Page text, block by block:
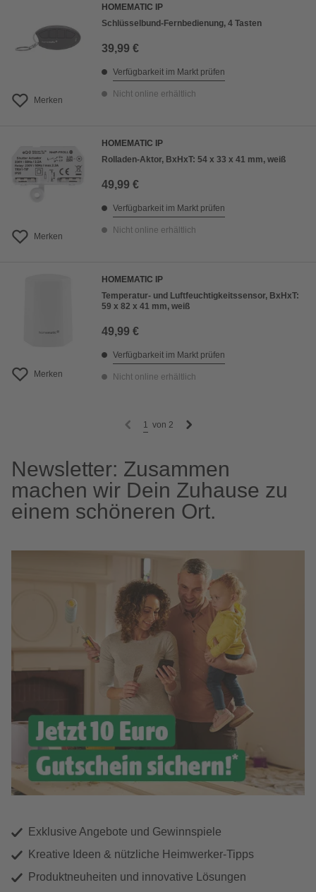
Merken
HOMEMATIC IP
Schlüsselbund-Fernbedienung, 4 Tasten
39,99 €
Verfügbarkeit im Markt prüfen
Nicht online erhältlich
Merken
HOMEMATIC IP
Rolladen-Aktor, BxHxT: 54 x 33 x 41 mm, weiß
49,99 €
Verfügbarkeit im Markt prüfen
Nicht online erhältlich
Merken
HOMEMATIC IP
Temperatur- und Luftfeuchtigkeitssensor, BxHxT:
59 x 82 x 41 mm, weiß
49,99 €
Verfügbarkeit im Markt prüfen
Nicht online erhältlich
1 von 2
Newsletter: Zusammen
machen wir Dein Zuhause zu
einem schöneren Ort.
Exklusive Angebote und Gewinnspiele
Kreative Ideen & nützliche Heimwerker-Tipps
Produktneuheiten und innovative Lösungen